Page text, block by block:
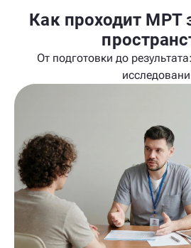
Как проходит МРТ
От подготовки до